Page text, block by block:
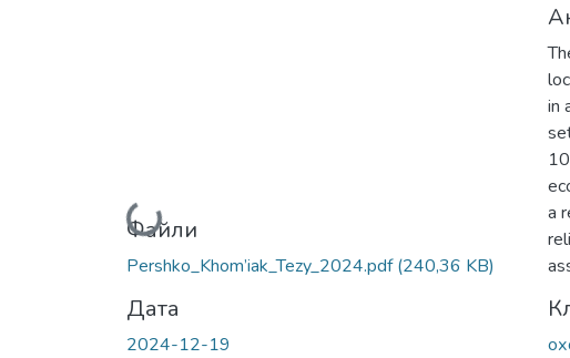
Вантажиться...
Файли
Pershko_Khom’iak_Tezy_2024.pdf(240,36 KB)
Дата
2024-12-19
in
a